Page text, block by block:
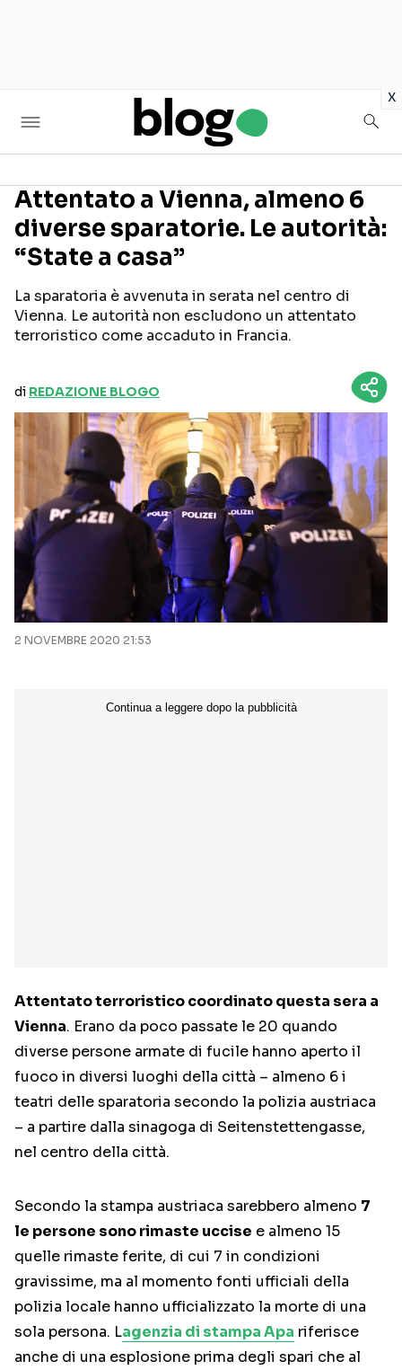
x
Seguici sui social
Attentato a Vienna, almeno 6
diverse sparatorie. Le autorità:
“State a casa”
La sparatoria è avvenuta in serata nel centro di
Vienna. Le autorità non escludono un attentato
terroristico come accaduto in Francia.
di REDAZIONE BLOGO
2 NOVEMBRE 2020 21:53
Attentato terroristico coordinato questa sera a
Vienna. Erano da poco passate le 20 quando
diverse persone armate di fucile hanno aperto il
fuoco in diversi luoghi della città – almeno 6 i
teatri delle sparatoria secondo la polizia austriaca
– a partire dalla sinagoga di Seitenstettengasse,
nel centro della città.
Secondo la stampa austriaca sarebbero almeno 7
le persone sono rimaste uccise e almeno 15
quelle rimaste ferite, di cui 7 in condizioni
gravissime, ma al momento fonti ufficiali della
polizia locale hanno ufficializzato la morte di una
sola persona. Lagenzia di stampa Apa riferisce
anche di una esplosione prima degli spari che al